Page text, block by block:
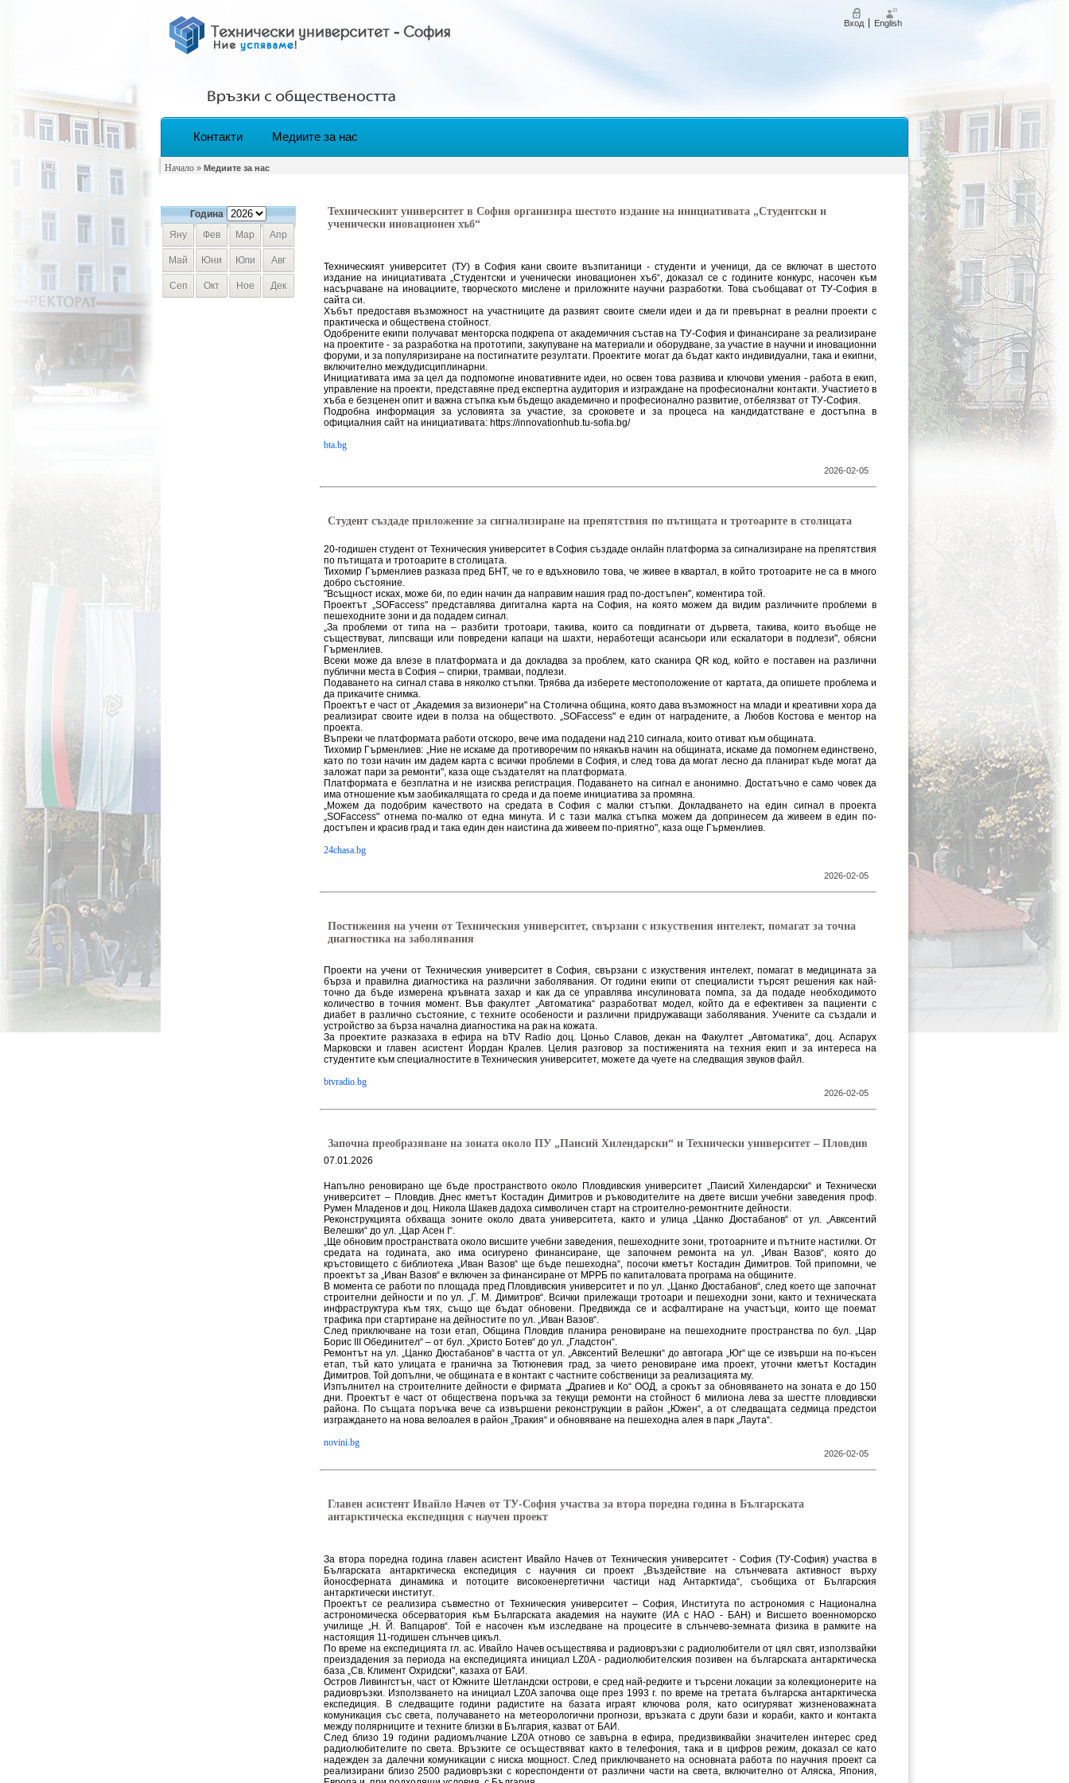
Вход English
Контакти Медиите за нас
Начало » Медиите за нас
Година
Яну
Фев Мар Апр
Май Юни Юли Авг
Сеп Окт Ное Дек
Техническият университет в София организира шестото издание на инициативата „Студентски и
ученически иновационен хъб“
Техническият университет (ТУ) в София кани своите възпитаници - студенти и ученици, да се включат в шестото
издание на инициативата „Студентски и ученически иновационен хъб“, доказал се с годините конкурс, насочен към
насърчаване на иновациите, творческото мислене и приложните научни разработки. Това съобщават от ТУ-София в
сайта си.
Хъбът предоставя възможност на участниците да развият своите смели идеи и да ги превърнат в реални проекти с
практическа и обществена стойност.
Одобрените екипи получават менторска подкрепа от академичния състав на ТУ-София и финансиране за реализиране
на проектите - за разработка на прототипи, закупуване на материали и оборудване, за участие в научни и иновационни
форуми, и за популяризиране на постигнатите резултати. Проектите могат да бъдат както индивидуални, така и екипни,
включително междудисциплинарни.
Инициативата има за цел да подпомогне иновативните идеи, но освен това развива и ключови умения - работа в екип,
управление на проекти, представяне пред експертна аудитория и изграждане на професионални контакти. Участието в
хъба е безценен опит и важна стъпка към бъдещо академично и професионално развитие, отбелязват от ТУ-София.
Подробна информация за условията за участие, за сроковете и за процеса на кандидатстване е достъпна в
официалния сайт на инициативата: https://innovationhub.tu-sofia.bg/
bta.bg
2026-02-05
Студент създаде приложение за сигнализиране на препятствия по пътищата и тротоарите в столицата
20-годишен студент от Техническия университет в София създаде онлайн платформа за сигнализиране на препятствия
по пътищата и тротоарите в столицата.
Тихомир Гърменлиев разказа пред БНТ, че го е вдъхновило това, че живее в квартал, в който тротоарите не са в много
добро състояние.
"Всъщност исках, може би, по един начин да направим нашия град по-достъпен", коментира той.
Проектът „SOFaccess" представлява дигитална карта на София, на която можем да видим различните проблеми в
пешеходните зони и да подадем сигнал.
„За проблеми от типа на – разбити тротоари, такива, които са повдигнати от дървета, такива, които въобще не
съществуват, липсващи или повредени капаци на шахти, неработещи асансьори или ескалатори в подлези", обясни
Гърменлиев.
Всеки може да влезе в платформата и да докладва за проблем, като сканира QR код, който е поставен на различни
публични места в София – спирки, трамваи, подлези.
Подаването на сигнал става в няколко стъпки. Трябва да изберете местоположение от картата, да опишете проблема и
да прикачите снимка.
Проектът е част от „Академия за визионери" на Столична община, която дава възможност на млади и креативни хора да
реализират своите идеи в полза на обществото. „SOFaccess" е един от наградените, а Любов Костова е ментор на
проекта.
Въпреки че платформата работи отскоро, вече има подадени над 210 сигнала, които отиват към общината.
Тихомир Гърменлиев: „Ние не искаме да противоречим по някакъв начин на общината, искаме да помогнем единствено,
като по този начин им дадем карта с всички проблеми в София, и след това да могат лесно да планират къде могат да
заложат пари за ремонти", каза още създателят на платформата.
Платформата е безплатна и не изисква регистрация. Подаването на сигнал е анонимно. Достатъчно е само човек да
има отношение към заобикалящата го среда и да поеме инициатива за промяна.
„Можем да подобрим качеството на средата в София с малки стъпки. Докладването на един сигнал в проекта
„SOFaccess" отнема по-малко от една минута. И с тази малка стъпка можем да допринесем да живеем в един по-
достъпен и красив град и така един ден наистина да живеем по-приятно", каза още Гърменлиев.
24chasa.bg
2026-02-05
Постижения на учени от Техническия университет, свързани с изкуствения интелект, помагат за точна
диагностика на заболявания
Проекти на учени от Техническия университет в София, свързани с изкуствения интелект, помагат в медицината за
бърза и правилна диагностика на различни заболявания. От години екипи от специалисти търсят решения как най-
точно да бъде измерена кръвната захар и как да се управлява инсулиновата помпа, за да подаде необходимото
количество в точния момент. Във факултет „Автоматика“ разработват модел, който да е ефективен за пациенти с
диабет в различно състояние, с техните особености и различни придружаващи заболявания. Учените са създали и
устройство за бърза начална диагностика на рак на кожата.
За проектите разказаха в ефира на bTV Radio доц. Цоньо Славов, декан на Факултет „Автоматика“, доц. Аспарух
Марковски и главен асистент Йордан Кралев. Целия разговор за постиженията на техния екип и за интереса на
студентите към специалностите в Техническия университет, можете да чуете на следващия звуков файл.
btvradio.bg
2026-02-05
Започна преобразяване на зоната около ПУ „Паисий Хилендарски“ и Технически университет – Пловдив
07.01.2026
Напълно реновирано ще бъде пространството около Пловдивския университет „Паисий Хилендарски“ и Технически
университет – Пловдив. Днес кметът Костадин Димитров и ръководителите на двете висши учебни заведения проф.
Румен Младенов и доц. Никола Шакев дадоха символичен старт на строително-ремонтните дейности.
Реконструкцията обхваща зоните около двата университета, както и улица „Цанко Дюстабанов“ от ул. „Авксентий
Велешки“ до ул. „Цар Асен I“.
„Ще обновим пространствата около висшите учебни заведения, пешеходните зони, тротоарните и пътните настилки. От
средата на годината, ако има осигурено финансиране, ще започнем ремонта на ул. „Иван Вазов“, която до
кръстовището с библиотека „Иван Вазов“ ще бъде пешеходна“, посочи кметът Костадин Димитров. Той припомни, че
проектът за „Иван Вазов“ е включен за финансиране от МРРБ по капиталовата програма на общините.
В момента се работи по площада пред Пловдивския университет и по ул. „Цанко Дюстабанов“, след което ще започнат
строителни дейности и по ул. „Г. М. Димитров“. Всички прилежащи тротоари и пешеходни зони, както и техническата
инфраструктура към тях, също ще бъдат обновени. Предвижда се и асфалтиране на участъци, които ще поемат
трафика при стартиране на дейностите по ул. „Иван Вазов“.
След приключване на този етап, Община Пловдив планира реновиране на пешеходните пространства по бул. „Цар
Борис III Обединител“ – от бул. „Христо Ботев“ до ул. „Гладстон“.
Ремонтът на ул. „Цанко Дюстабанов“ в частта от ул. „Авксентий Велешки“ до автогара „Юг“ ще се извърши на по-късен
етап, тъй като улицата е гранична за Тютюневия град, за чието реновиране има проект, уточни кметът Костадин
Димитров. Той допълни, че общината е в контакт с частните собственици за реализацията му.
Изпълнител на строителните дейности е фирмата „Драгиев и Ко“ ООД, а срокът за обновяването на зоната е до 150
дни. Проектът е част от обществена поръчка за текущи ремонти на стойност 6 милиона лева за шестте пловдивски
района. По същата поръчка вече са извършени реконструкции в район „Южен“, а от следващата седмица предстои
изграждането на нова велоалея в район „Тракия“ и обновяване на пешеходна алея в парк „Лаута“.
novini.bg
2026-02-05
Главен асистент Ивайло Начев от ТУ-София участва за втора поредна година в Българската
антарктическа експедиция с научен проект
За втора поредна година главен асистент Ивайло Начев от Техническия университет - София (ТУ-София) участва в
Българската антарктическа експедиция с научния си проект „Въздействие на слънчевата активност върху
йоносферната динамика и потоците високоенергетични частици над Антарктида“, съобщиха от Българския
антарктически институт.
Проектът се реализира съвместно от Техническия университет – София, Института по астрономия с Национална
астрономическа обсерватория към Българската академия на науките (ИА с НАО - БАН) и Висшето военноморско
училище „Н. Й. Вапцаров“. Той е насочен към изследване на процесите в слънчево-земната физика в рамките на
настоящия 11-годишен слънчев цикъл.
По време на експедицията гл. ас. Ивайло Начев осъществява и радиовръзки с радиолюбители от цял свят, използвайки
преиздадения за периода на експедицията инициал LZ0A - радиолюбителския позивен на българската антарктическа
база „Св. Климент Охридски", казаха от БАИ.
Остров Ливингстън, част от Южните Шетландски острови, е сред най-редките и търсени локации за колекционерите на
радиовръзки. Използването на инициал LZ0A започва още през 1993 г. по време на третата българска антарктическа
експедиция. В следващите години радистите на базата играят ключова роля, като осигуряват жизненоважната
комуникация със света, получаването на метеорологични прогнози, връзката с други бази и кораби, както и контакта
между полярниците и техните близки в България, казват от БАИ.
След близо 19 години радиомълчание LZ0A отново се завърна в ефира, предизвиквайки значителен интерес сред
радиолюбителите по света. Връзките се осъществяват както в телефония, така и в цифров режим, доказал се като
надежден за далечни комуникации с ниска мощност. След приключването на основната работа по научния проект са
реализирани близо 2500 радиовръзки с кореспонденти от различни части на света, включително от Аляска, Япония,